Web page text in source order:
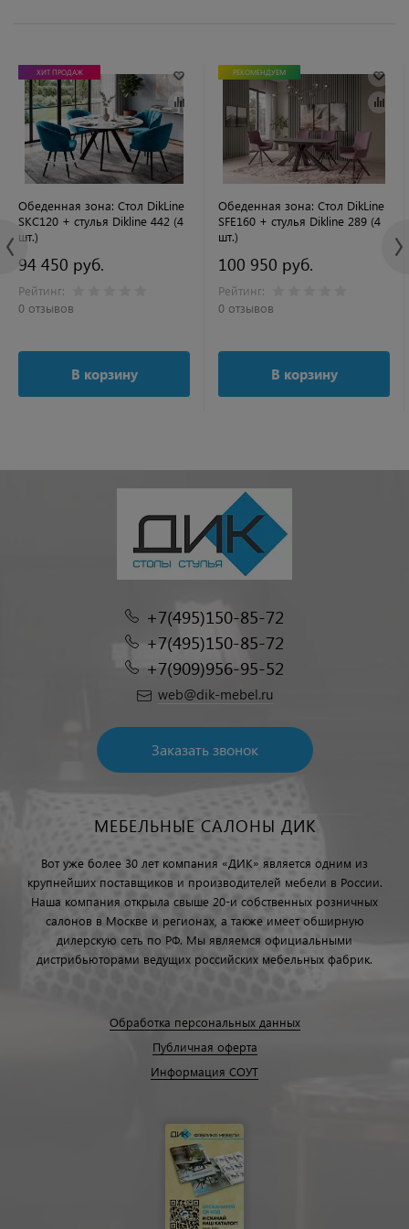
ХИТ ПРОДАЖ
Обеденная зона: Стол DikLine
SKC120 + стулья Dikline 442 (4
шт.)
94 450 руб.
Рейтинг:
0 отзывов
В корзину
РЕКОМЕНДУЕМ
Обеденная зона: Стол DikLine
SFE160 + стулья Dikline 289 (4
шт.)
100 950 руб.
Рейтинг:
0 отзывов
В корзину
+7(495)150-85-72
+7(495)150-85-72
+7(909)956-95-52
web@dik-mebel.ru
Заказать звонок
МЕБЕЛЬНЫЕ САЛОНЫ ДИК
Вот уже более 30 лет компания «ДИК» является одним из
крупнейших поставщиков и производителей мебели в России.
Наша компания открыла свыше 20-и собственных розничных
салонов в Москве и регионах, а также имеет обширную
дилерскую сеть по РФ. Мы являемся официальными
дистрибьюторами ведущих российских мебельных фабрик.
Обработка персональных данных
Публичная оферта
Информация СОУТ